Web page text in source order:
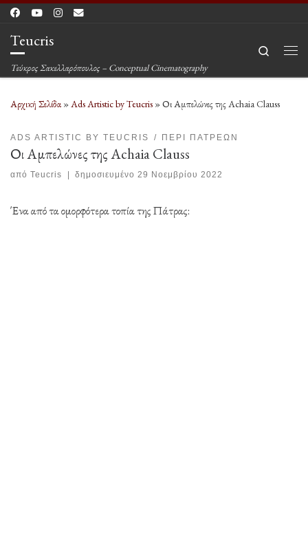
Μετάβαση στο περιεχόμενο
Teucris
Τεύκρος Σακελλαρόπουλος – Conceptual Cinematography
Search
Αρχική Σελίδα»Ads Artistic by Teucris »Οι Αμπελώνες της Achaia Clauss
ADS ARTISTIC BY TEUCRIS ΠΕΡΊ ΠΑΤΡΈΩΝ
Οι Αμπελώνες της Achaia Clauss
από Teucris δημοσιευμένο29 Νοεμβρίου 2022
Ένα από τα ομορφότερα τοπία της Πάτρας: